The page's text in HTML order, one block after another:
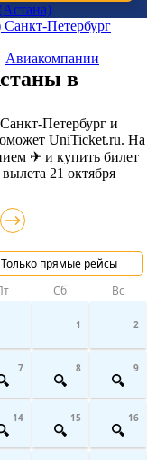
Санкт-Петербург
Авиакомпании
в
Петербург и
UniTicket.ru. На
✈ и купить билет
21 октября
Только прямые рейсы
Сб Вс
1 2
7 8 9
14 15 16